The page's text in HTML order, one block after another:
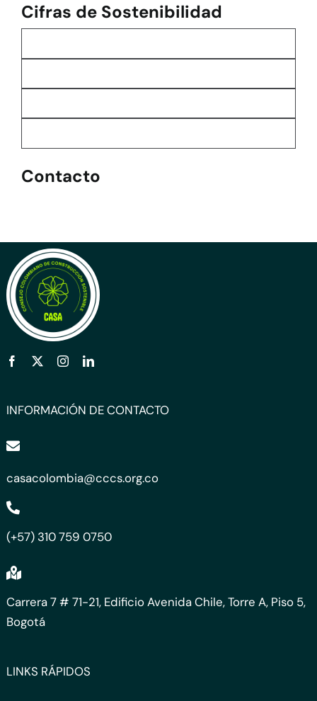
Cifras de Sostenibilidad
Contacto
INFORMACIÓN DE CONTACTO
casacolombia@cccs.org.co
(+57) 310 759 0750
Carrera 7 # 71-21, Edificio Avenida Chile, Torre A, Piso 5,
Bogotá
LINKS RÁPIDOS